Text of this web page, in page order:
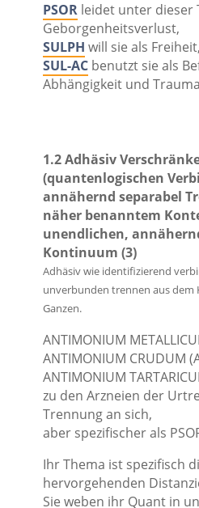
PSORleidet unter dieser
Geborgenheitsverlust,
SULPH will sie als Freiheit,
SUL-ACbenutzt sie als
Abhängigkeit und Trauma
1.2 Adhäsiv
(quantenlogischen
annähernd separabel
näher benanntem
unendlichen,
Kontinuum (3)
Adhäsiv wie identifizierend
unverbunden trennen aus dem
Ganzen.
ANTIMONIUM
ANTIMONIUM CRUDUM
ANTIMONIUM
zu den Arzneien der
Trennung an sich,
aber spezifischer als
Ihr Thema ist spezifisch
hervorgehenden
Sie weben ihr Quant in